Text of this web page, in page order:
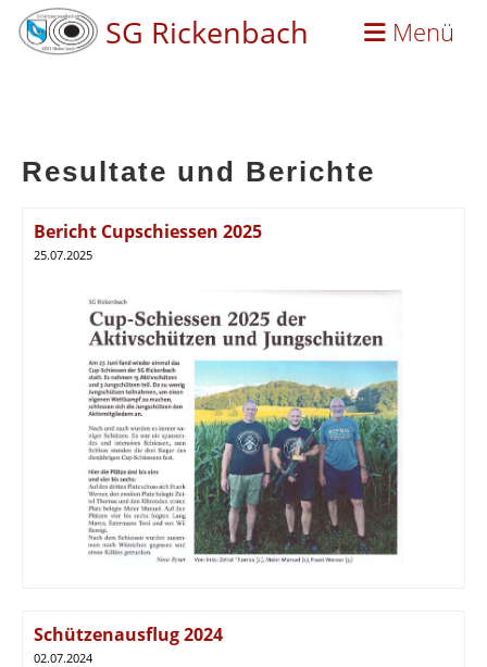
SG Rickenbach Menü
Resultate und Berichte
Bericht Cupschiessen 2025
25.07.2025
Schützenausflug 2024
02.07.2024